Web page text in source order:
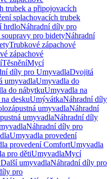
trubek a připojovacích
splachovacích trubek
hrdloNáhradní díly pro
pro bidetyNáhradní
Trubkové zápachové
zápachové
TěsněníMycí
díly pro UmyvadlaDvojitá
umyvadlaUmyvadla do
do nábytkuUmyvadla na
deskuUmývátkaNáhradní díly
umyvadlaNáhradní
umyvadlaNáhradní díly
Náhradní díly pro
Umyvadla provedení
provedení ComfortUmyvadla
pro dětiUmyvadlaMycí
Další umyvadlaNáhradní díly pro
pro